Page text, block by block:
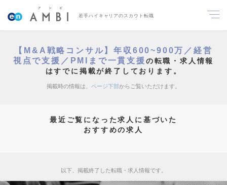
若手ハイキャリアのスカウト転職
【M&A戦略コンサル】年収600~900万／経営
視点で支援／PMIまで一貫支援の転職・求人情報
はすでに掲載が終了しております。
掲載時の情報は、 ページ下部からご覧いただけます。
最近ご覧になった求人に基づいた
おすすめの求人
以下、掲載終了した転職・求人情報です。